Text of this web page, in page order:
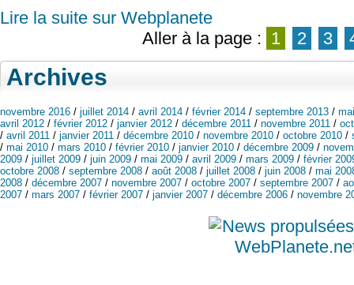
Lire la suite sur Webplanete
Aller à la page : 1 2 3
Archives
novembre 2016 / juillet 2014 / avril 2014 / février 2014 / septembre 2013 /
avril 2012 / février 2012 / janvier 2012 / décembre 2011 / novembre 2011 /
/ avril 2011 / janvier 2011 / décembre 2010 / novembre 2010 / octobre 2010 /
/ mai 2010 / mars 2010 / février 2010 / janvier 2010 / décembre 2009 /
2009 / juillet 2009 / juin 2009 / mai 2009 / avril 2009 / mars 2009 / février
octobre 2008 / septembre 2008 / août 2008 / juillet 2008 / juin 2008 / mai
2008 / décembre 2007 / novembre 2007 / octobre 2007 / septembre 2007 /
2007 / mars 2007 / février 2007 / janvier 2007 / décembre 2006 / novembre